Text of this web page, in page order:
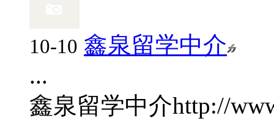
10-10 鑫泉留学中介
...
鑫泉留学中介http://